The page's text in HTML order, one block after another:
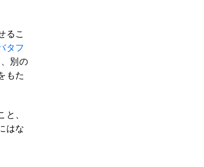
るこ
タフ
別の
もた
、
はな